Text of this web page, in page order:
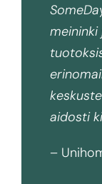
meininki
aidosti
–